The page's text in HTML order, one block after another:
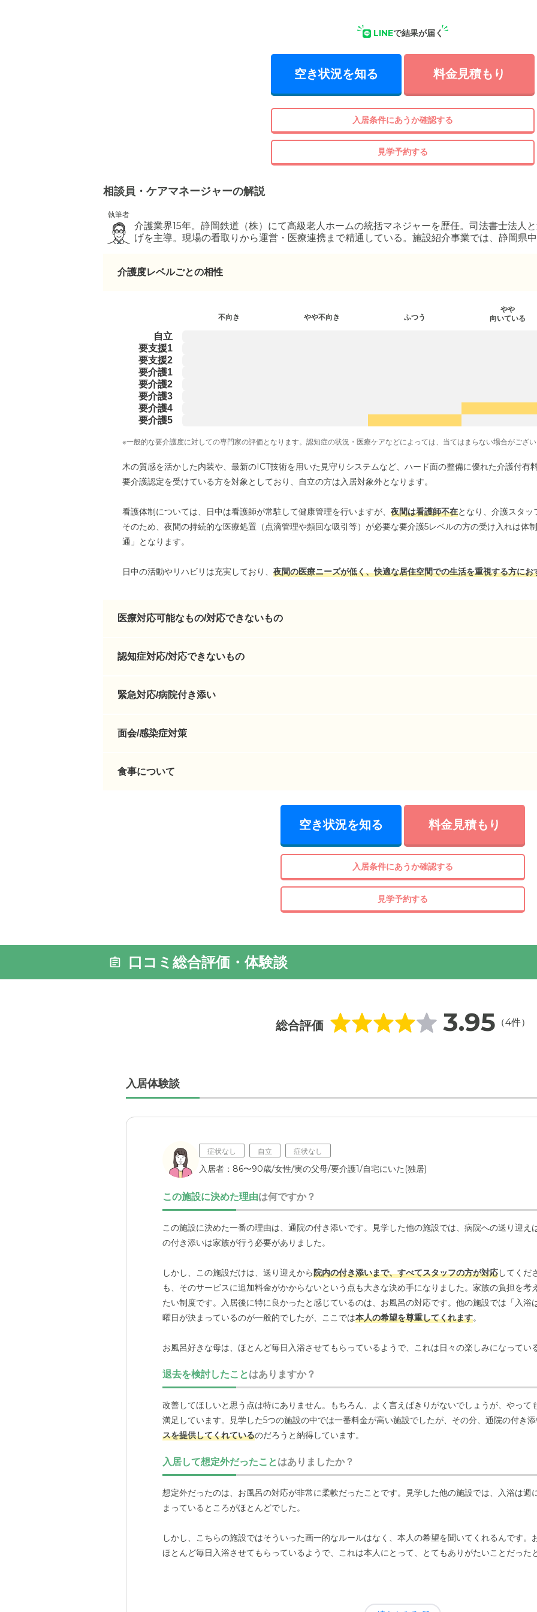
外観: 良質の木材をふんだんに使用し、木のぬくもりを感じる建物。徒歩
LINEで結果が届く
空き状況を知る 料金見積もり
入居条件にあうか確認する
見学予約する
相談員・ケアマネージャーの解説
執筆者
介護業界15年。静岡鉄道（株）にて高級老人ホームの統括マネジャーを歴任。司法書士法人
げを主導。現場の看取りから運営・医療連携まで精通している。施設紹介事業では、静岡県
介護度レベルごとの相性
不向き やや不向き ふつう
やや
向いている
自立
要支援1
要支援2
要介護1
要介護2
要介護3
要介護4
要介護5
※一般的な要介護度に対しての専門家の評価となります。認知症の状況・医療ケアなどによっては、当てはまらない場合がござい
木の質感を活かした内装や、最新のICT技術を用いた見守りシステムなど、ハード面の整備に優れた介護付有
要介護認定を受けている方を対象としており、自立の方は入居対象外となります。
看護体制については、日中は看護師が常駐して健康管理を行いますが、 夜間は看護師不在となり、介護スタッ
そのため、夜間の持続的な医療処置（点滴管理や頻回な吸引等）が必要な要介護5レベルの方の受け入れは体
通」となります。
日中の活動やリハビリは充実しており、 夜間の医療ニーズが低く、快適な居住空間での生活を重視する方にお
医療対応可能なもの/対応できないもの
認知症対応/対応できないもの
緊急対応/病院付き添い
面会/感染症対策
食事について
空き状況を知る 料金見積もり
入居条件にあうか確認する
見学予約する
口コミ総合評価・体験談
総合評価 3.95 （4件）
入居体験談
症状なし 自立 症状なし
入居者：86〜90歳/女性/実の父母/要介護1/自宅にいた(独居)
この施設に決めた理由は何ですか？
この施設に決めた一番の理由は、通院の付き添いです。見学した他の施設では、病院への送り迎え
の付き添いは家族が行う必要がありました。
しかし、この施設だけは、送り迎えから院内の付き添いまで、すべてスタッフの方が対応してくだ
も、そのサービスに追加料金がかからないという点も大きな決め手になりました。家族の負担を考
たい制度です。入居後に特に良かったと感じているのは、お風呂の対応です。他の施設では「入浴
曜日が決まっているのが一般的でしたが、ここでは本人の希望を尊重してくれます。
お風呂好きな母は、ほとんど毎日入浴させてもらっているようで、これは日々の楽しみになってい
応について不満を感じたことは一度もありません。母本人も、時々「暇だ」などとこぼすことはあ
ありません。
何か問題が起きたという連絡もありませんし、日々穏やかに過ごせているのは、
職員の皆さんが
退去を検討したことはありますか？
改善してほしいと思う点は特にありません。もちろん、よく言えばきりがないでしょうが、やって
満足しています。見学した5つの施設の中では一番料金が高い施設でしたが、その分、通院の付き添
スを提供してくれているのだろうと納得しています。
入居して想定外だったことはありましたか？
想定外だったのは、お風呂の対応が非常に柔軟だったことです。見学した他の施設では、入浴は週
まっているところがほとんどでした。
しかし、こちらの施設ではそういった画一的なルールはなく、本人の希望を聞いてくれるんです。
ほとんど毎日入浴させてもらっているようで、これは本人にとって、とてもありがたいことだった